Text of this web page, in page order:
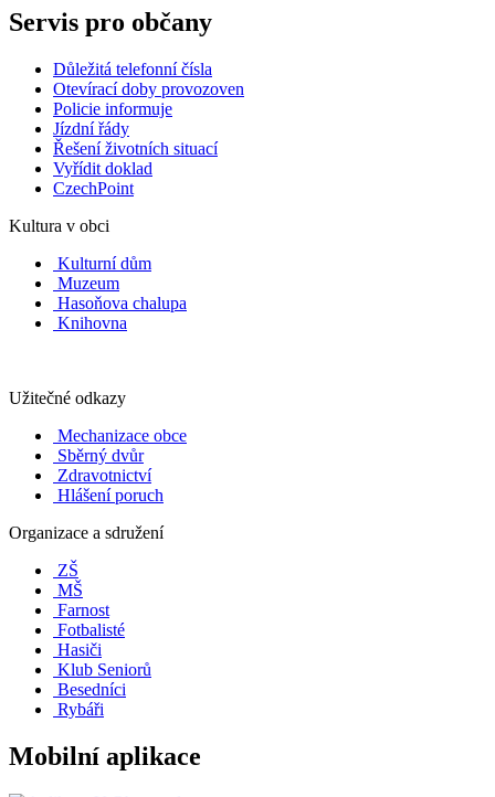
Servis pro občany
Důležitá telefonní čísla
Otevírací doby provozoven
Policie informuje
Jízdní řády
Řešení životních situací
Vyřídit doklad
CzechPoint
Kultura v obci
Kulturní dům
Muzeum
Hasoňova chalupa
Knihovna
Užitečné odkazy
Mechanizace obce
Sběrný dvůr
Zdravotnictví
Hlášení poruch
Organizace a sdružení
ZŠ
MŠ
Farnost
Fotbalisté
Hasiči
Klub Seniorů
Besedníci
Rybáři
Mobilní aplikace